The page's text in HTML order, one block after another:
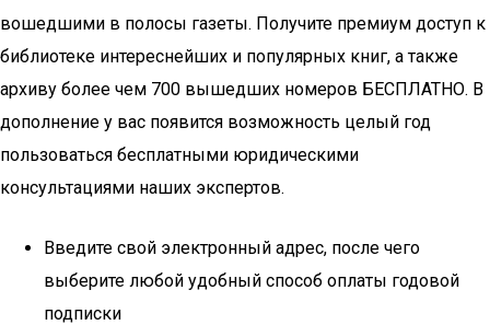
вошедшими в полосы газеты. Получите премиум доступ к
библиотеке интереснейших и популярных книг, а также
архиву более чем 700 вышедших номеров БЕСПЛАТНО. В
дополнение у вас появится возможность целый год
пользоваться бесплатными юридическими
консультациями наших экспертов.
Введите свой электронный адрес, после чего
выберите любой удобный способ оплаты годовой
подписки